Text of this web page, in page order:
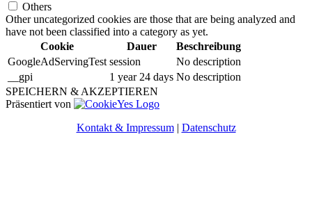
Others
Other uncategorized cookies are those that are being analyzed and
have not been classified into a category as yet.
Cookie
Dauer
Beschreibung
GoogleAdServingTest session
No description
__gpi
1 year 24 days No description
SPEICHERN & AKZEPTIEREN
Präsentiert von
Kontakt & Impressum| Datenschutz